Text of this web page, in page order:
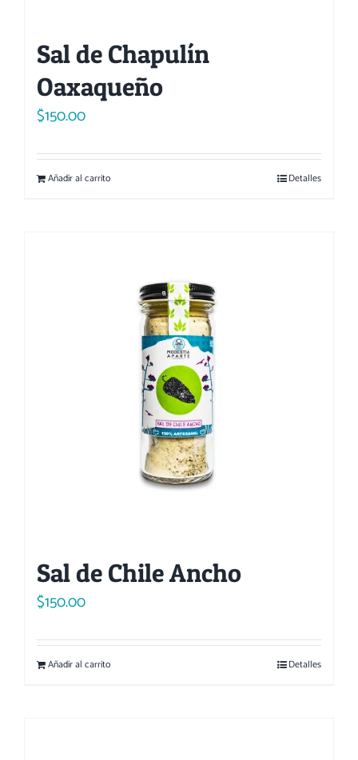
Sal de Chapulín
Oaxaqueño
$150.00
Añadir al carrito Detalles
Sal de Chile Ancho
$150.00
Añadir al carrito Detalles